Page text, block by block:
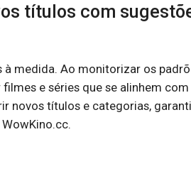
títulos com
medida. Ao monitorizar os
e séries que se alinhem com
novos títulos e categorias,